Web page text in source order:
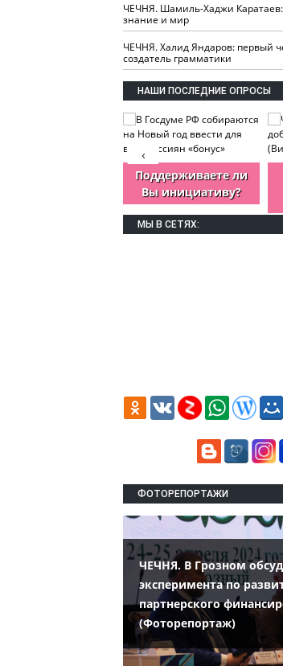
ЧЕЧНЯ. Шамиль-Хаджи
знание и мир
ЧЕЧНЯ. Халид Яндаров: первый
создатель грамматики
НАШИ ПОСЛЕДНИЕ ОПРОСЫ
Поддерживаете ли
Вы инициативу?
‹
МЫ В СЕТЯХ:
ФОТОРЕПОРТАЖИ
ЧЕЧНЯ. В Грозном
эксперимента по
партнерского
(Фоторепортаж)